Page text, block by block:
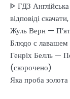
ᐈ ГДЗ
відповіді
Жуль Верн —
Блюдо с лавашем
Генріх Белль —
(скорочено)
Яка проба